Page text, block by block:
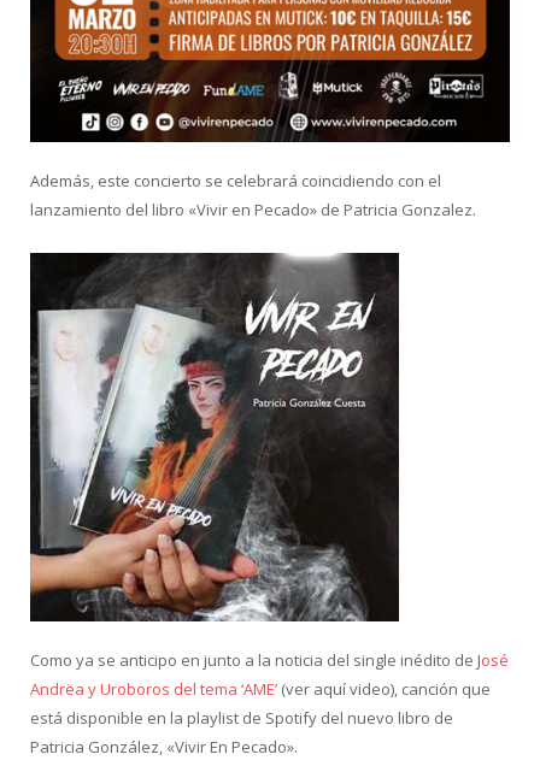
Además, este concierto se celebrará coincidiendo con el
lanzamiento del libro «Vivir en Pecado» de Patricia Gonzalez.
Como ya se anticipo en junto a la noticia del single inédito de José
Andrëa y Uroboros del tema ‘AME’ (ver aquí video), canción que
está disponible en la playlist de Spotify del nuevo libro de
Patricia González, «Vivir En Pecado».